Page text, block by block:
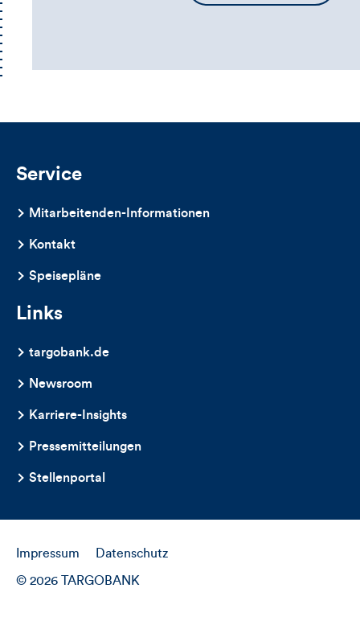
die
Service
Mitarbeitenden-Informationen
Kontakt
Speisepläne
Links
targobank.de
Newsroom
Karriere-Insights
Pressemitteilungen
Stellenportal
Impressum Datenschutz
© 2026 TARGOBANK